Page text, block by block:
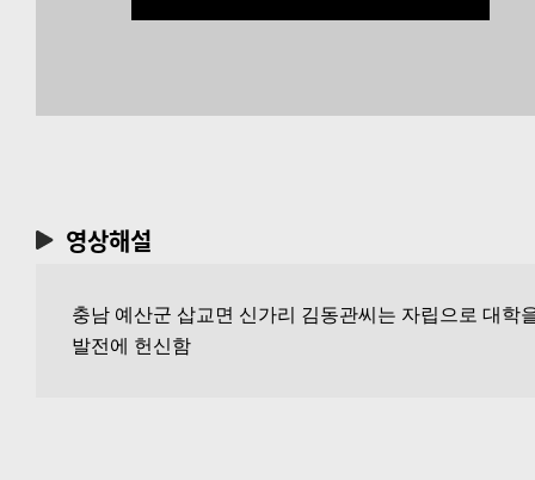
영상해설
충남 예산군 삽교면 신가리 김동관씨는 자립으로 대
발전에 헌신함